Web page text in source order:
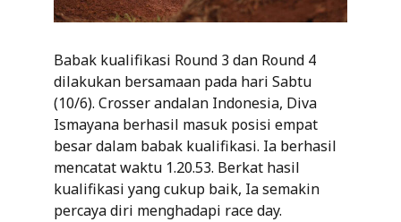
Babak kualifikasi Round 3 dan Round 4
dilakukan bersamaan pada hari Sabtu
(10/6). Crosser andalan Indonesia, Diva
Ismayana berhasil masuk posisi empat
besar dalam babak kualifikasi. Ia berhasil
mencatat waktu 1.20.53. Berkat hasil
kualifikasi yang cukup baik, Ia semakin
percaya diri menghadapi race day.